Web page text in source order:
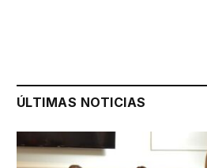
ÚLTIMAS NOTICIAS